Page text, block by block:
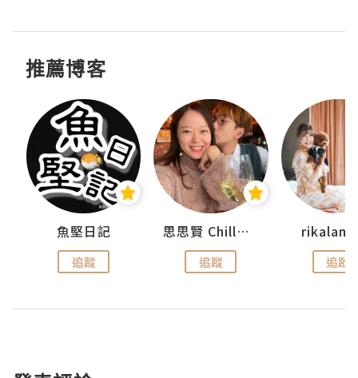
推薦博客
魚堅日記
追蹤
思思賢 ChillMyBabe
追蹤 追蹤